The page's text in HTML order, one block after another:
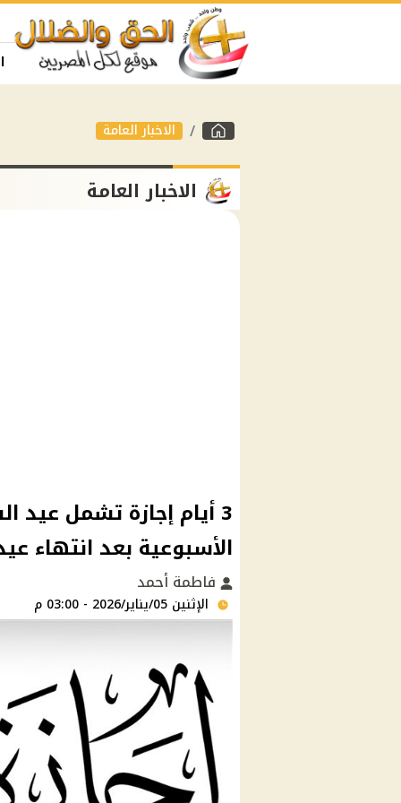
الاخبار العامة
الاخبار العامة
الأسبوعية بعد انتهاء
فاطمة أحمد
الإثنين 05/يناير/2026 - 03:00 م